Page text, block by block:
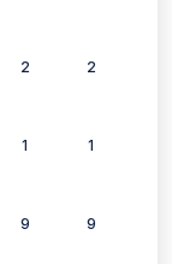
2 2
1 1
9 9